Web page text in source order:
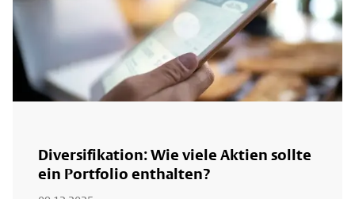
Diversifikation: Wie viele Aktien sollte
ein Portfolio enthalten?